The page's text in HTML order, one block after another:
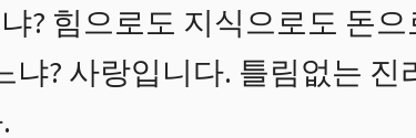
? 힘으로도 지식으로도 돈
? 사랑입니다. 틀림없는 진